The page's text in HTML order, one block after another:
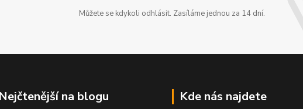
Můžete se kdykoli odhlásit. Zasíláme jednou za 14 dní.
Nejčtenější na blogu Kde nás najdete